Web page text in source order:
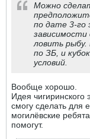
Можно
по дате 3-го
зависимости
ловить рыбу.
по ЗБ, и
условий.
Вообще хорошо.
Идея чигиринского
смогу сделать для
могилёвские
помогут.